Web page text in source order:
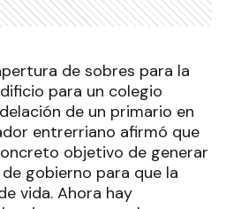
de sobres para la
para un colegio
de un primario en
entrerriano afirmó que
objetivo de generar
gobierno para que la
vida. Ahora hay